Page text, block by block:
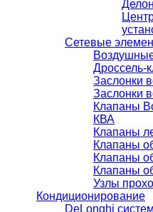
Сетевые
Дроссель-
Заслонки
Заслонки
Клапаны
КВА
Клапаны
Клапаны
Клапаны
Клапаны
Узлы
Кондиционирование
DeLonghi